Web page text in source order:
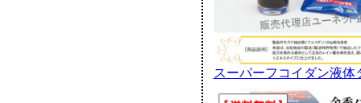
スーパーフコイダン液体